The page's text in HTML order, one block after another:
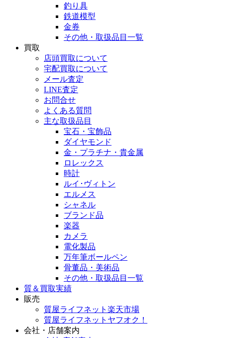
釣り具
鉄道模型
金券
その他・取扱品目一覧
買取
店頭買取について
宅配買取について
メール査定
LINE査定
お問合せ
よくある質問
主な取扱品目
宝石・宝飾品
ダイヤモンド
金・プラチナ・貴金属
ロレックス
時計
ルイ･ヴィトン
エルメス
シャネル
ブランド品
楽器
カメラ
電化製品
万年筆ボールペン
骨董品・美術品
その他・取扱品目一覧
質＆買取実績
販売
質屋ライフネット楽天市場
質屋ライフネットヤフオク！
会社・店舗案内